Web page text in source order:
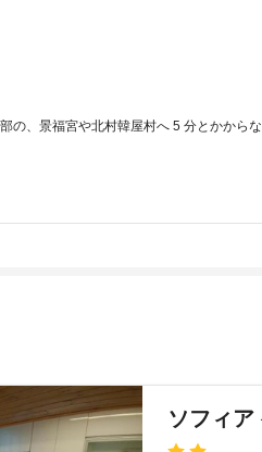
の、景福宮や北村韓屋村へ 5 分とかか
ソフィア